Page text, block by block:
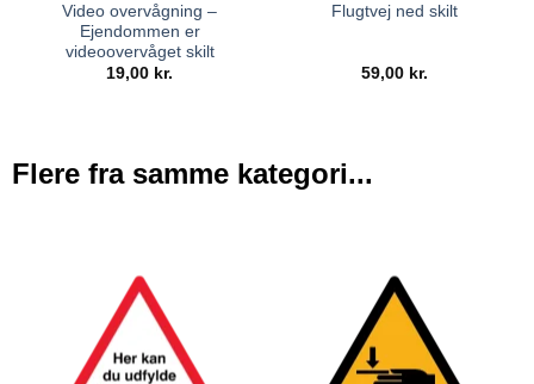
Video overvågning –
Ejendommen er
videoovervåget skilt
19,00 kr.
Flugtvej ned skilt
59,00 kr.
Flere fra samme kategori...